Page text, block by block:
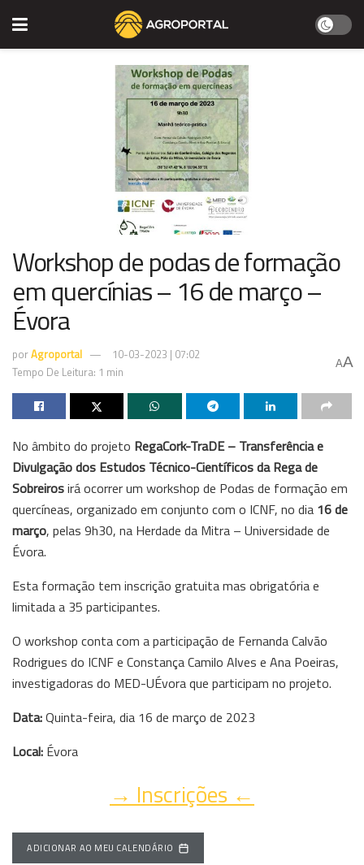
Workshop de podas de formação
em quercínias – 16 de março –
Évora
porAgroportal
10-03-2023 | 07:02
Tempo De Leitura: 1 min
AA
No âmbito do projeto RegaCork-TraDE – Transferência e
Divulgação dos Estudos Técnico-Científicos da Rega de
Sobreirosirá ocorrer um workshop de Podas de formação em
quercíneas, organizado em conjunto com o ICNF, no dia 16 de
março, pelas 9h30, na Herdade da Mitra – Universidade de
Évora.
Esta formação tem inscrição gratuita mas obrigatória e
limitada a 35 participantes.
O workshop conta com a participação de Fernanda Calvão
Rodrigues do ICNF e Constança Camilo Alves e Ana Poeiras,
investigadoras do MED-UÉvora que participam no projeto.
Data:Quinta-feira, dia 16 de março de 2023
Local: Évora
→ Inscrições ←
ADICIONAR AO MEU CALENDÁRIO